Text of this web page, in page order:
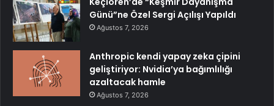
Günü”ne Özel Sergi Açılışı Yapıldı
Ağustos 7, 2026
Anthropic kendi yapay zeka çipini
geliştiriyor: Nvidia’ya bağımlılığı
azaltacak hamle
Ağustos 7, 2026